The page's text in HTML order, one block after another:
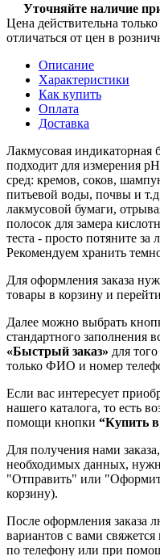
Уточняйте наличие
Цена действительна
отличаться от цен в
Описание
Характеристики
Как купить
Оплата
Доставка
Лакмусовая индикаторная
подходит для измерения
сред: кремов, соков,
питьевой воды, почвы и
лакмусовой бумаги,
полосок для замера
теста - просто потяните за
Рекомендуем хранить
Для оформления заказа
товары в корзину и
Далее можно выбрать
стандартного заполнения
«Быстрый заказ» для
только ФИО и номер
Если вас интересует
нашего каталога, то есть
помощи кнопки “Купить
Для получения нами
необходимых данных,
"Отправить" или
корзину).
После оформления заказа
вариантов с вами
по телефону или при